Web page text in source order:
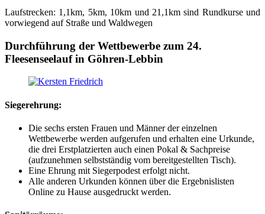
Laufstrecken: 1,1km, 5km, 10km und 21,1km sind Rundkurse und
vorwiegend auf Straße und Waldwegen
Durchführung der Wettbewerbe zum 24.
Fleesenseelauf in Göhren-Lebbin
Siegerehrung:
Die sechs ersten Frauen und Männer der einzelnen
Wettbewerbe werden aufgerufen und erhalten eine Urkunde,
die drei Erstplatzierten auch einen Pokal & Sachpreise
(aufzunehmen selbstständig vom bereitgestellten Tisch).
Eine Ehrung mit Siegerpodest erfolgt nicht.
Alle anderen Urkunden können über die Ergebnislisten
Online zu Hause ausgedruckt werden.